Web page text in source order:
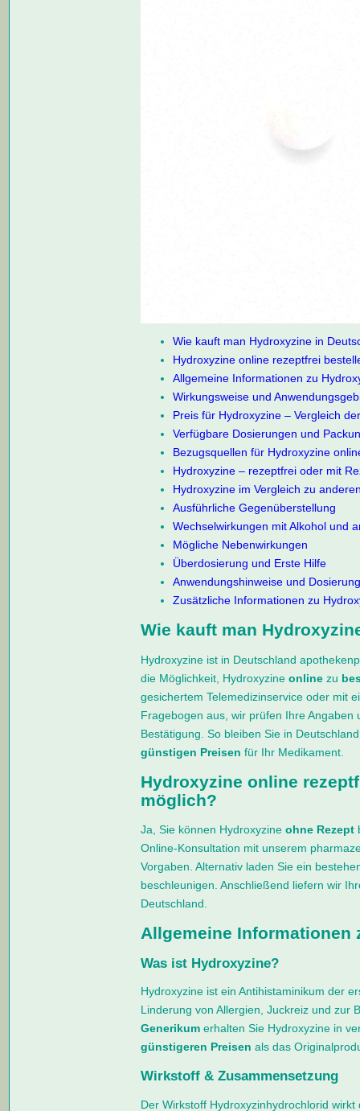
Wie kauft man Hydroxyzine in
Hydroxyzine online rezeptfrei
Allgemeine Informationen zu
Wirkungsweise und
Preis für Hydroxyzine – Vergleich
Verfügbare Dosierungen und
Bezugsquellen für Hydroxyzine
Hydroxyzine – rezeptfrei oder mit
Hydroxyzine im Vergleich zu
Ausführliche Gegenüberstellung
Wechselwirkungen mit Alkohol und
Mögliche Nebenwirkungen
Überdosierung und Erste Hilfe
Anwendungshinweise und
Zusätzliche Informationen zu
Wie kauft man
Hydroxyzine ist in Deutschland
die Möglichkeit, Hydroxyzine onlinezu
gesichertem Telemedizinservice oder mit
Fragebogen aus, wir prüfen Ihre Angaben
Bestätigung. So bleiben Sie in
günstigen Preisen für Ihr Medikament.
Hydroxyzine online
möglich?
Ja, Sie können Hydroxyzine ohne Rezept
Online-Konsultation mit unserem
Vorgaben. Alternativ laden Sie ein
beschleunigen. Anschließend liefern wir
Deutschland.
Allgemeine Informationen
Was ist Hydroxyzine?
Hydroxyzine ist ein Antihistaminikum der
Linderung von Allergien, Juckreiz und zur
Generikumerhalten Sie Hydroxyzine in
günstigeren Preisen als das
Wirkstoff & Zusammensetzung
Der Wirkstoff Hydroxyzinhydrochlorid